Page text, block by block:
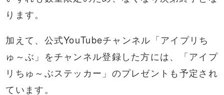
ります。
加えて、公式YouTubeチャンネル「アイプリち
ゅ～ぶ」をチャンネル登録した方には、「アイプ
リちゅ～ぶステッカー」のプレゼントも予定され
ています。